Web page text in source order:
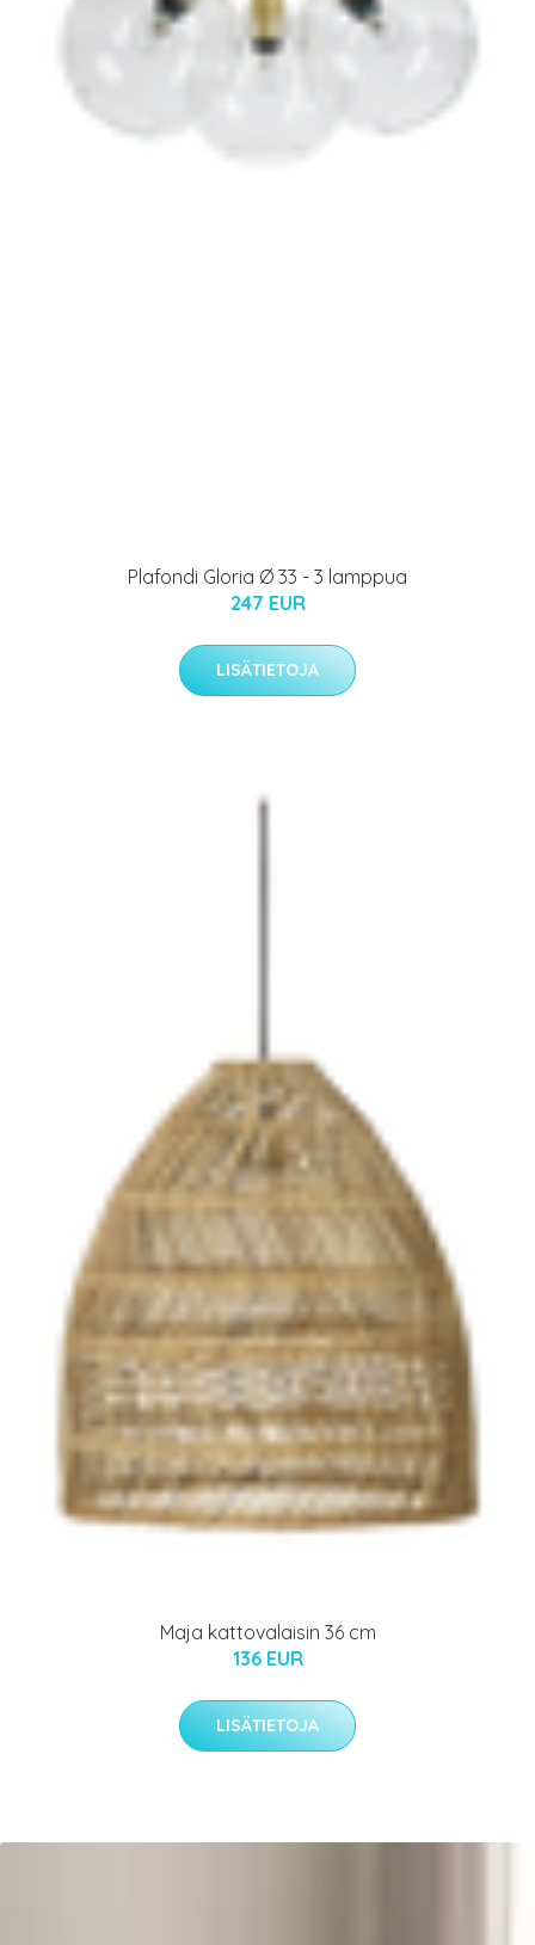
Plafondi Gloria Ø 33 - 3 lamppua
247 EUR
LISÄTIETOJA
Maja kattovalaisin 36 cm
136 EUR
LISÄTIETOJA